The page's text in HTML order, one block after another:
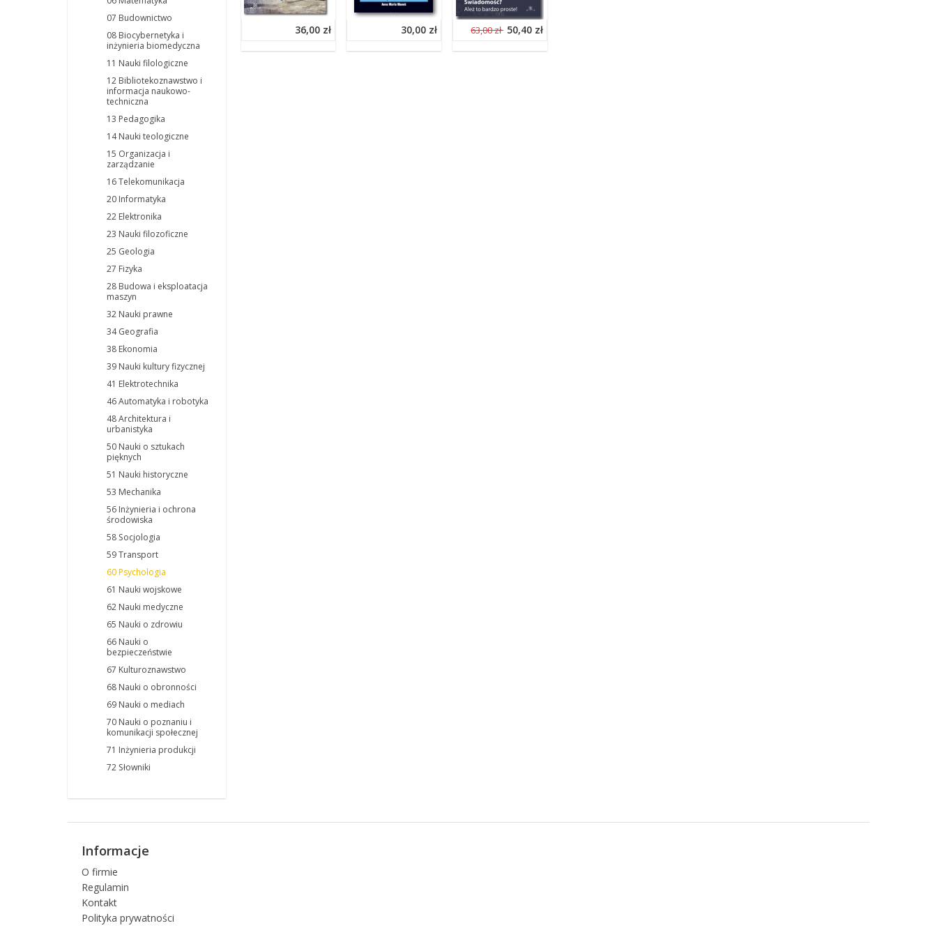
36,00 zł 30,00 zł 63,00 zł 50,40 zł
07 Budownictwo
08 Biocybernetyka i
inżynieria biomedyczna
11 Nauki filologiczne
12 Bibliotekoznawstwo i
informacja naukowo-
techniczna
13 Pedagogika
14 Nauki teologiczne
15 Organizacja i
zarządzanie
16 Telekomunikacja
20 Informatyka
22 Elektronika
23 Nauki filozoficzne
25 Geologia
27 Fizyka
28 Budowa i eksploatacja
maszyn
32 Nauki prawne
34 Geografia
38 Ekonomia
39 Nauki kultury fizycznej
41 Elektrotechnika
46 Automatyka i robotyka
48 Architektura i
urbanistyka
50 Nauki o sztukach
pięknych
51 Nauki historyczne
53 Mechanika
56 Inżynieria i ochrona
środowiska
58 Socjologia
59 Transport
60 Psychologia
61 Nauki wojskowe
62 Nauki medyczne
65 Nauki o zdrowiu
66 Nauki o
bezpieczeństwie
67 Kulturoznawstwo
68 Nauki o obronności
69 Nauki o mediach
70 Nauki o poznaniu i
komunikacji społecznej
71 Inżynieria produkcji
72 Słowniki
Informacje
O firmie
Regulamin
Kontakt
Polityka prywatności